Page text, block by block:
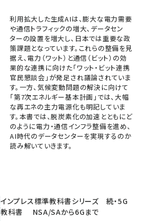
利用拡大した生成AIは、膨大な電力需要
や通信トラフィックの増大、データセン
ターの設置を増大し、日本では重要な政
策課題となっています。これらの整備を見
据え、電力（ワット）と通信（ビット）の効
果的な連携に向けた「ワット・ビット連携
官民懇談会」が発足され議論されていま
す。一方、気候変動問題の解決に向けて
「第7次エネルギー基本計画」では、大幅
な再エネの主力電源化も明記していま
す。本書では、脱炭素化の加速とともにど
のように電力・通信インフラ整備を進め、
AI時代のデータセンターを実現するのか
読み解いていきます。
インプレス標準教科書シリーズ 続・5G
教科書 NSA/SAから6Gまで